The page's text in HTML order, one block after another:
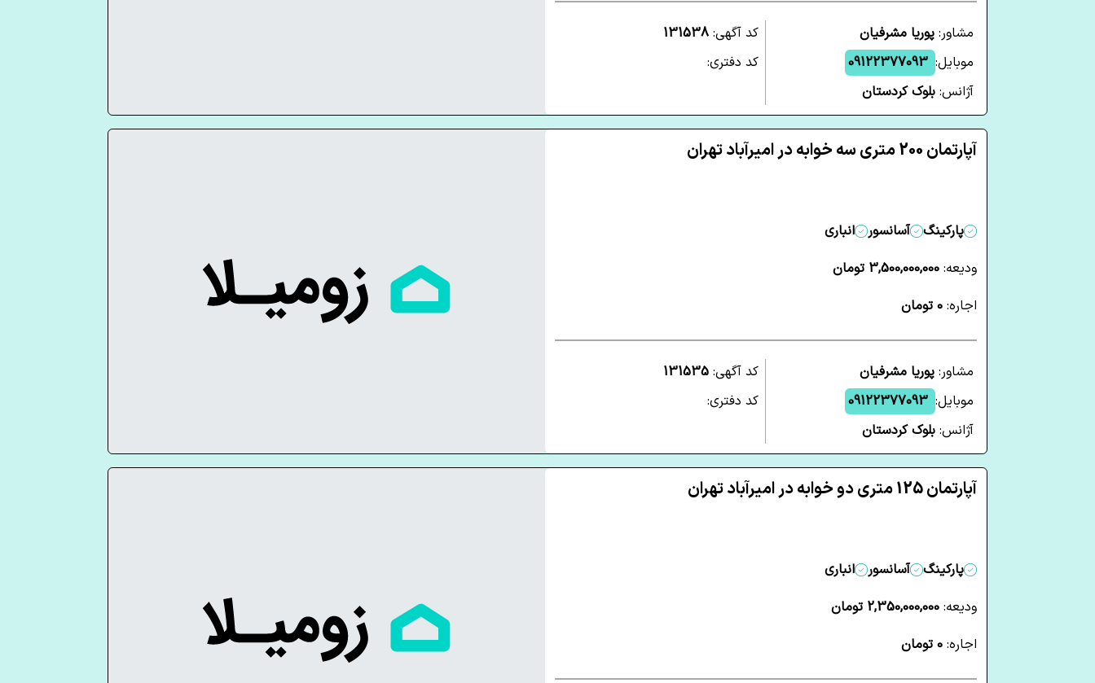
مشاور: پوریا مشرفیان
موبایل: 09122377093
آژانس: بلوک کردستان
کد آگهی: 131538
کد دفتری:
آپارتمان 200 متری سه خوابه در امیرآباد تهران
پارکینگ آسانسور
انباری
ودیعه: 3,500,000,000 تومان
اجاره: 0 تومان
مشاور: پوریا مشرفیان
موبایل: 09122377093
آژانس: بلوک کردستان
کد آگهی: 131535
کد دفتری:
آپارتمان 125 متری دو خوابه در امیرآباد تهران
پارکینگ آسانسور
انباری
ودیعه: 2,350,000,000 تومان
اجاره: 0 تومان